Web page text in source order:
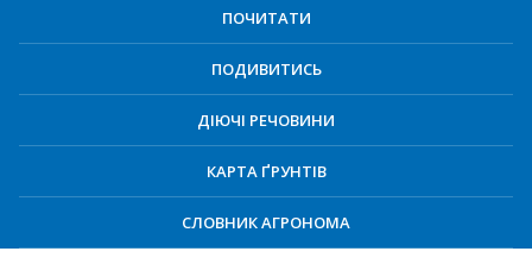
ПОЧИТАТИ
ПОДИВИТИСЬ
ДІЮЧІ РЕЧОВИНИ
КАРТА ҐРУНТІВ
СЛОВНИК АГРОНОМА